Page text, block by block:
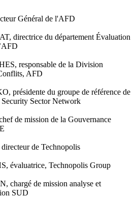
Général de l'AFD
directrice du département Évaluation
responsable de la Division
AFD
présidente du groupe de référence de
Sector Network
de mission de la Gouvernance
de Technopolis
évaluatrice, Technopolis Group
chargé de mission analyse et
SUD